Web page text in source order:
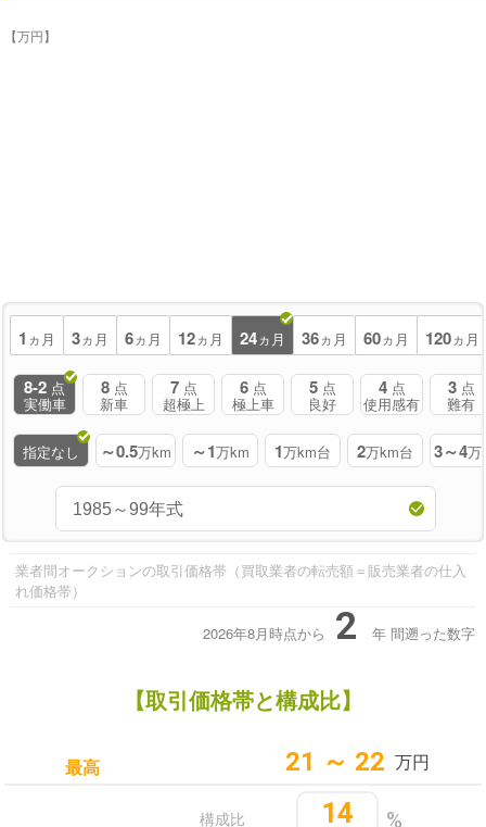
【万円】
1 ヵ月 3ヵ月 6ヵ月 12ヵ月 24ヵ月 36ヵ月 60ヵ月 120ヵ月
8-2 点
実働車
8 点
新車
7 点
超極上
6 点
極上車
5 点
良好
4 点
使用感有
3 点
難有
指定なし ～0.5万km ～1万km 1万km台 2万km台 3～4万
業者間オークションの取引価格帯（買取業者の転売額＝販売業者の仕入
れ価格帯）
2026年8月時点から 2 年 間遡った数字
【取引価格帯と構成比】
最高 21 ～ 22 万円
%
14
構成比